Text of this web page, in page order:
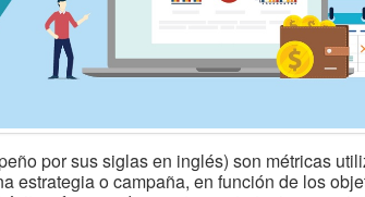
por sus siglas en inglés) son métricas
estrategia o campaña, en función de los